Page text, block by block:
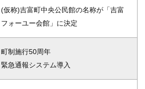
(仮称)吉富町中央公民館の名称が「吉富
フォーユー会館」に決定
町制施行50周年
緊急通報システム導入